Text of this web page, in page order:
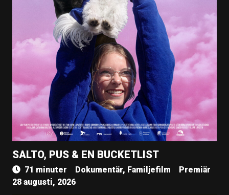
SALTO, PUS & EN BUCKETLIST
71 minuter Dokumentär, Familjefilm
Premiär
28 augusti, 2026